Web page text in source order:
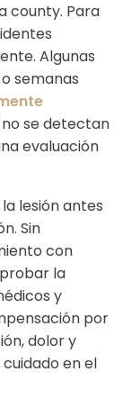
county. Para
Algunas
semanas
se detectan
evaluación
lesión antes
Sin
con
la
y
por
dolor y
en el